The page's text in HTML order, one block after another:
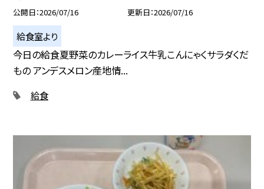
公開日 2026/07/16 更新日 2026/07/16
給食室より
今日の給食夏野菜のカレーライス牛乳こんにゃくサラダくだ
もの アンデスメロン産地情...
給食